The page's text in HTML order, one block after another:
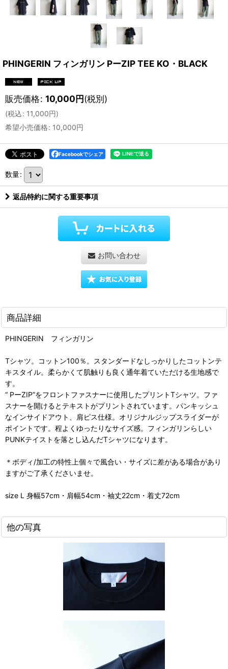
PHINGERIN フィンガリン PーZIP TEE KO・BLACK
販売価格: 10,000円(税別)
(税込: 11,000円)
希望小売価格: 10,000円
Facebookでシェア
数量:
返品特約に関する重要事項
お問い合わせ
商品詳細
PHINGERIN フィンガリン
Tシャツ。コットン100％。スタンダードなしっかりしたコットンテ
キスタイル。柔らかくて肌触りも良く通年着ていただける生地感で
す。
“ PーZIP”をフロントファスナーに使用したプリントTシャツ。ファ
スナーを開けるとテキストがプリントされています。パンキッシュ
なインサイドアウト、肩ピス仕様。オリジナルジップスライダーが
ポイントです。程よくゆったりなサイズ感。フィンガリンらしい
PUNKテイストを落とし込んだTシャツになります。
＊ボディ/加工の特性上個々で風合い・サイズに差がある場合があり
ますがご了承くださいませ。
size L 身幅57cm・肩幅54cm・袖丈22cm・着丈72cm
他の写真